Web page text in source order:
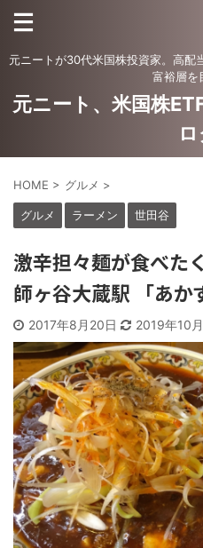
元ニートが30代米国株投資家。高配
富裕層を
元ニート、米国株
HOME > グルメ >
グルメ ラーメン 世田谷
激辛担々麺が食べた
師ヶ谷大蔵駅 「あか
2017年8月20日 2019年10